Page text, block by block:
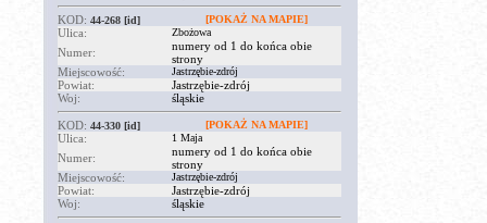
KOD: 44-268 [id] [POKAŻ NA MAPIE]
Ulica: Zbożowa
Numer:
numery od 1 do końca obie
strony
Miejscowość:
Jastrzębie-zdrój
Powiat:
Jastrzębie-zdrój
Woj:
śląskie
KOD: 44-330 [id] [POKAŻ NA MAPIE]
Ulica: 1 Maja
Numer:
numery od 1 do końca obie
strony
Miejscowość:
Jastrzębie-zdrój
Powiat:
Jastrzębie-zdrój
Woj:
śląskie